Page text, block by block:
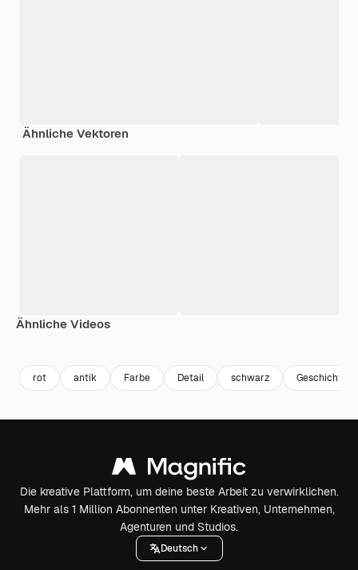
Ähnliche Vektoren
Ähnliche Videos
rot antik Farbe Detail schwarz Geschichte
Die kreative Plattform, um deine beste Arbeit zu verwirklichen.
Mehr als 1 Million Abonnenten unter Kreativen, Unternehmen,
Agenturen und Studios.
Deutsch